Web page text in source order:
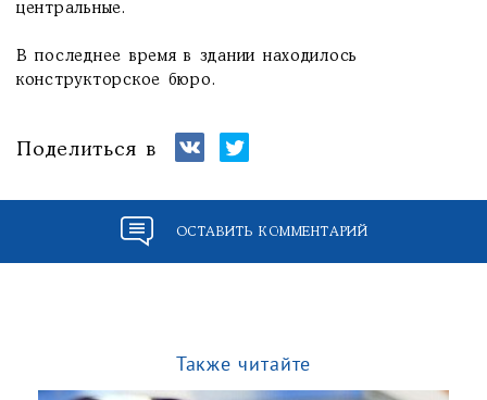
центральные.
В последнее время в здании находилось
конструкторское бюро.
Поделиться в
ОСТАВИТЬ КОММЕНТАРИЙ
Также читайте